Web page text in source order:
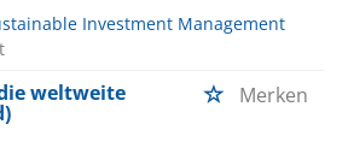
Investment Management
weltweite Merken